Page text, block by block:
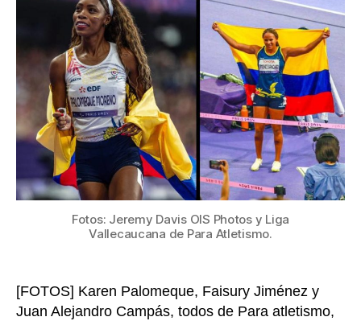
oro
y
para
en
y
un
Fotos: Jeremy Davis OIS Photos y Liga
Vallecaucana de Para Atletismo.
[FOTOS] Karen Palomeque, Faisury Jiménez y
Juan Alejandro Campás, todos de Para atletismo,